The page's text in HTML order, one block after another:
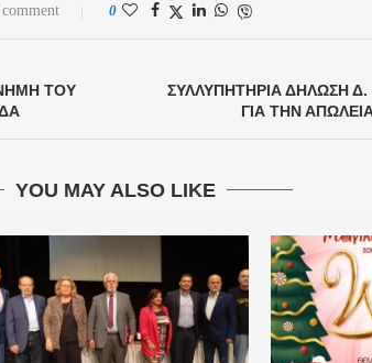
0
ΤΟΥ
ΣΥΛΛΥΠΗΤΉΡΙΑ ΔΉΛΩΣΗ
ΓΙΑ ΤΗΝ
YOU MAY ALSO LIKE